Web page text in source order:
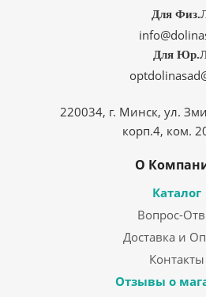
Для
Для
220034, г. Минск, ул.
корп.4, ком.
О
Каталог
Вопрос-
Доставка и
Контакты
Отзывы о